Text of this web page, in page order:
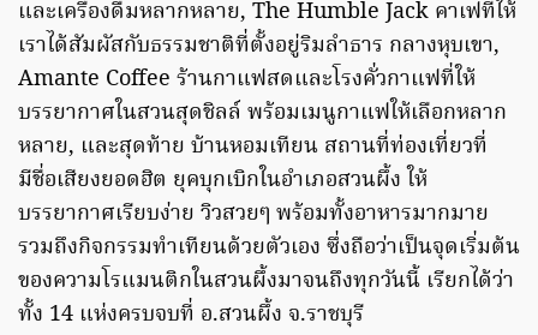
และเครื่องดื่มหลากหลาย, The Humble Jack คาเฟที่ให้
เราได้สัมผัสกับธรรมชาติที่ตั้งอยู่ริมลำธาร กลางหุบเขา,
Amante Coffee ร้านกาแฟสดและโรงคั่วกาแฟที่ให้
บรรยากาศในสวนสุดชิลล์ พร้อมเมนูกาแฟให้เลือกหลาก
หลาย, และสุดท้าย บ้านหอมเทียน สถานที่ท่องเที่ยวที่
มีชื่อเสียงยอดฮิต ยุคบุกเบิกในอำเภอสวนผึ้ง ให้
บรรยากาศเรียบง่าย วิวสวยๆ พร้อมทั้งอาหารมากมาย
รวมถึงกิจกรรมทำเทียนด้วยตัวเอง ซึ่งถือว่าเป็นจุดเริ่มต้น
ของความโรแมนติกในสวนผึ้งมาจนถึงทุกวันนี้ เรียกได้ว่า
ทั้ง 14 แห่งครบจบที่ อ.สวนผึ้ง จ.ราชบุรี